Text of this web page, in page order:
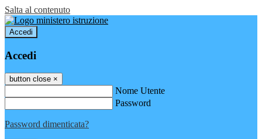
Salta al contenuto
Accedi
Accedi
button close ×
Nome Utente
Password
Password dimenticata?